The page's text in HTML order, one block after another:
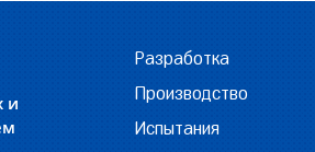
и
Разработка
Производство
Испытания